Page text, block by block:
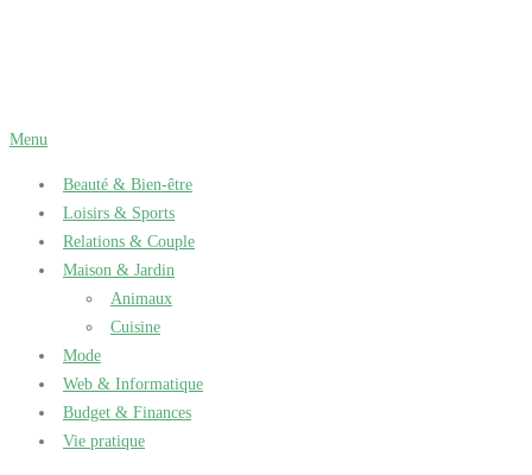
Menu
Beauté & Bien-être
Loisirs & Sports
Relations & Couple
Maison & Jardin
Animaux
Cuisine
Mode
Web & Informatique
Budget & Finances
Vie pratique